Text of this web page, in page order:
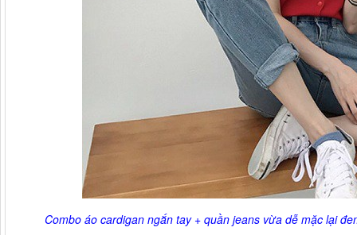
Combo áo cardigan ngắn tay + quần jeans vừa dễ mặc lại